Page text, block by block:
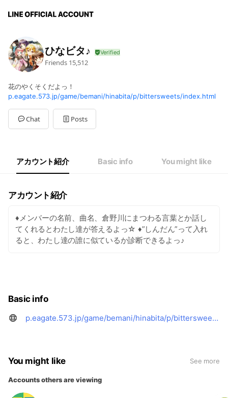
ひなビタ♪
Friends 15,512
花のやくそくだよっ！
p.eagate.573.jp/game/bemani/hinabita/p/bittersweets/index.html
Chat Posts
アカウント紹介 Basic info You might like
アカウント紹介
♦メンバーの名前、曲名、倉野川にまつわる言葉とか話し
てくれるとわたし達が答えるよっ☆ ♦”しんだん”って入れ
ると、わたし達の誰に似ているか診断できるよっ♪
Basic info
p.eagate.573.jp/game/bemani/hinabita/p/bittersweets/index.html
You might like See more
Accounts others are viewing